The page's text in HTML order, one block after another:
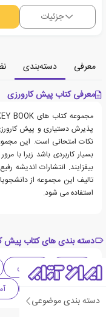
دسته بندی موضوعی
جزئیات
معرفی دسته‌بندی
معرفی کتاب پیش کارورزی
پذیرش دستیاری و پیش
نکات امتحانی است. این
بسیار کاربردی باشد زیرا با
بیفزایند. انتشارات اندیشه
تالیف این مجموعه از
استفاده می شود.
دسته بندی های کتاب پیش
علمی پزشکی
گردآوری و تلفیق